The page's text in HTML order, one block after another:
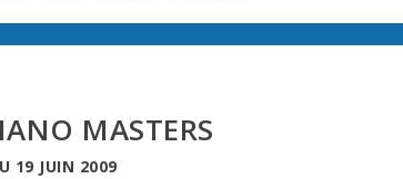
MASTERS
19 JUIN 2009